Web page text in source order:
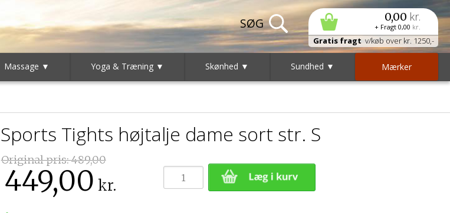
0,00 kr.
+ Fragt 0,00 kr.
Gratis fragt v/køb over kr. 1250,-
Massage ▼ Yoga & Træning ▼ Skønhed ▼ Sundhed ▼ Mærker
Sports Tights højtalje dame sort str. S
Original pris:489,00
449,00 kr.